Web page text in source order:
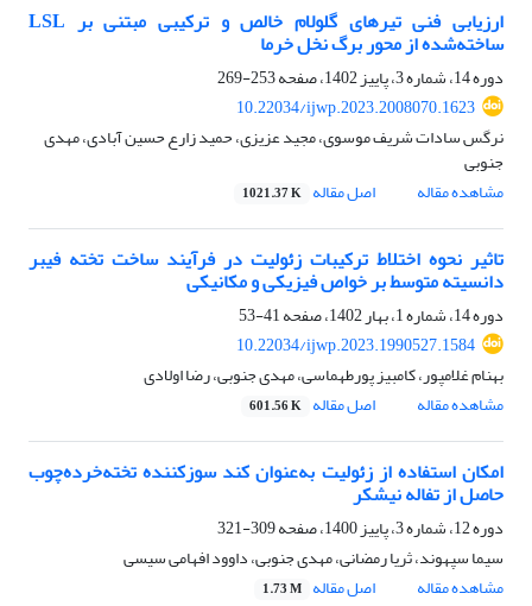
ارزیابی فنی تیرهای گلولام خالص و ترکیبی مبتنی بر LSL
ساخته‌شده از محور برگ نخل خرما
دوره 14، شماره 3، پاییز 1402، صفحه
253-269
10.22034/ijwp.2023.2008070.1623
نرگس سادات شریف موسوی، مجید عزیزی، حمید زارع حسین آبادی، مهدی
جنوبی
مشاهده مقاله
اصل مقاله 1021.37 K
تاثیر نحوه اختلاط ترکیبات زئولیت در فرآیند ساخت تخته فیبر
دانسیته متوسط بر خواص فیزیکی و مکانیکی
دوره 14، شماره 1، بهار 1402، صفحه
41-53
10.22034/ijwp.2023.1990527.1584
بهنام غلامپور، کامبیز پورطهماسی، مهدی جنوبی، رضا اولادی
مشاهده مقاله
اصل مقاله 601.56 K
امکان استفاده از زئولیت به‌عنوان کند سوزکننده تخته‌خرده‌چوب
حاصل از تفاله نیشکر
دوره 12، شماره 3، پاییز 1400، صفحه
309-321
سیما سپهوند، ثریا رمضانی، مهدی جنوبی، داوود افهامی سیسی
مشاهده مقاله
اصل مقاله 1.73 M